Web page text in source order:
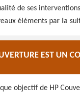
de ses
éléments par la
EST UN
objectif de HP